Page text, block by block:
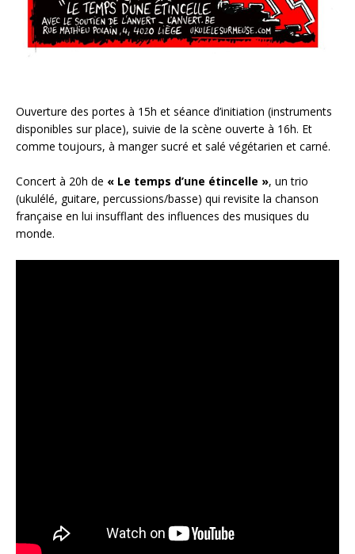
Ouverture des portes à 15h et séance d’initiation (instruments
disponibles sur place), suivie de la scène ouverte à 16h. Et
comme toujours, à manger sucré et salé végétarien et carné.
Concert à 20h de « Le temps d’une étincelle », un trio
(ukulélé, guitare, percussions/basse) qui revisite la chanson
française en lui insufflant des influences des musiques du
monde.